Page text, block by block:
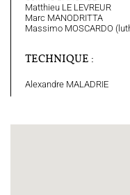
Matthieu LE LEVREUR
Marc MANODRITTA
Massimo MOSCARDO
TECHNIQUE :
Alexandre MALADRIE